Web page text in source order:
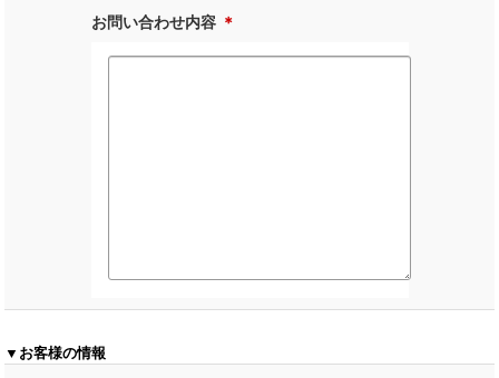
お問い合わせ内容 ＊
▼お客様の情報